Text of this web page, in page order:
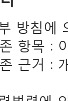
방침에
항목 :
근거 :